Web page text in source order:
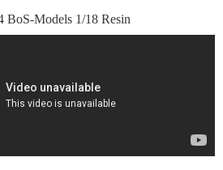
Models 1/18 Resin